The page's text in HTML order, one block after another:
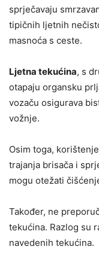
sprječavaju
tipičnih ljetnih
masnoća s ceste.
Ljetna tekućina, s
otapaju organsku
vozaču osigurava
vožnje.
Osim toga,
trajanja brisača i
mogu otežati
Također, ne
tekućina. Razlog su
navedenih tekućina.